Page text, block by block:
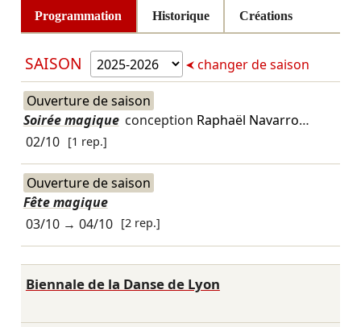
Programmation Historique Créations
SAISON changer de saison
Ouverture de saison
Soirée magique conception Raphaël Navarro…
02/10 [1 rep.]
Ouverture de saison
Fête magique
03/10→ 04/10 [2 rep.]
Biennale de la Danse de Lyon